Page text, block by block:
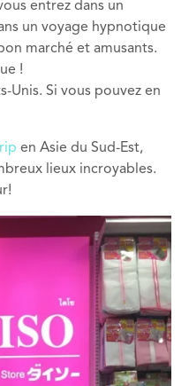
entrez dans un
un voyage hypnotique
marché et amusants.
!
Unis. Si vous pouvez en
en Asie du Sud-Est,
lieux incroyables.